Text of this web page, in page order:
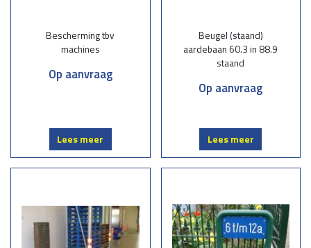
Bescherming tbv
machines
Op aanvraag
Lees meer
Beugel (staand)
aardebaan 60.3 in 88.9
staand
Op aanvraag
Lees meer